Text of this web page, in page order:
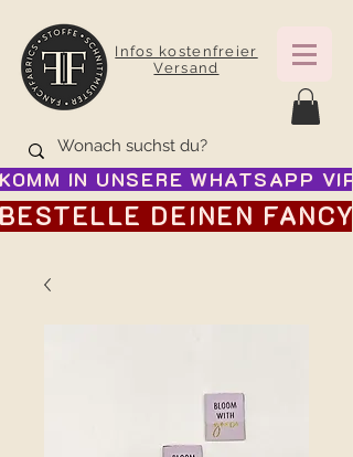
Infos kostenfreier
Versand
KOMM IN UNSERE WHATSAPP
BESTELLE DEINEN